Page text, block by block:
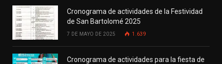
Cronograma de actividades de la Festividad
de San Bartolomé 2025
7 DE MAYO DE 2025 1.639
Cronograma de actividades para la fiesta de